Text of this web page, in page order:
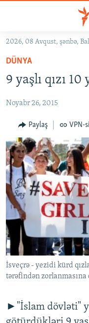
Əsas
qayıt
Əsas
naviqasiyaya
qayıt
#İZAHLA
KORRUPSIOMETR
#ƏSLINDƏ
FƏRQƏ BAX
QANUNI DOĞRU
ARAŞDIRMA
MULTIMEDIA
VIDEO
FOTOQALEREYA
İNFOQRAFIKA
KARIKATURA
RADIO ARXIV
OXU ZALI
AZƏRBAYCAN ƏDƏBIYYATI
İSLAM VƏ DEMOKRATIYA
İZ - MƏDƏNIYYƏT
HAQQIMIZDA
MISSIYAMIZ
PEŞƏ ETIKASI VƏ
MATERIALLARIMIZDAN
BIZIMLƏ ƏLAQƏ
XƏBƏR BÜLLETENLƏRIMIZ
BIZI IZLƏ
2026, 08 Avqust, şənbə,
DÜNYA
9 yaşlı qızı
Noyabr 26, 2015
Paylaş VPN-
İsveçrə - yezidi kürd
tərəfindən zorlanmasına
►"İslam dövləti"